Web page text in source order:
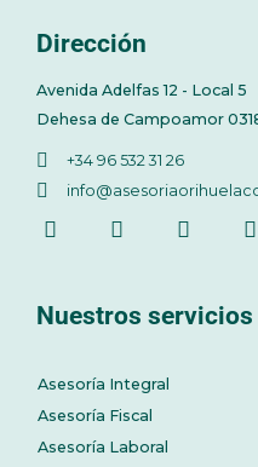
Dirección
Avenida Adelfas 12 - Local 5
Dehesa de Campoamor
+34 96 532 31 26
Nuestros servicios
Asesoría Integral
Asesoría Fiscal
Asesoría Laboral